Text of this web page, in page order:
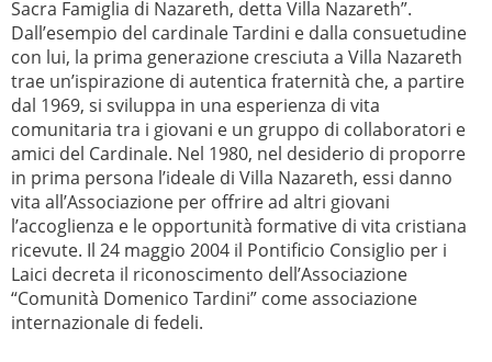
Sacra Famiglia di Nazareth, detta Villa Nazareth”.
Dall’esempio del cardinale Tardini e dalla consuetudine
con lui, la prima generazione cresciuta a Villa Nazareth
trae un’ispirazione di autentica fraternità che, a partire
dal 1969, si sviluppa in una esperienza di vita
comunitaria tra i giovani e un gruppo di collaboratori e
amici del Cardinale. Nel 1980, nel desiderio di proporre
in prima persona l’ideale di Villa Nazareth, essi danno
vita all’Associazione per offrire ad altri giovani
l’accoglienza e le opportunità formative di vita cristiana
ricevute. Il 24 maggio 2004 il Pontificio Consiglio per i
Laici decreta il riconoscimento dell’Associazione
“Comunità Domenico Tardini” come associazione
internazionale di fedeli.